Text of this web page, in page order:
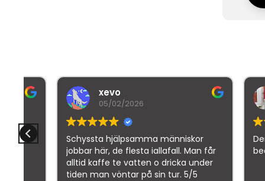
xevo
05/02/2026
Schyssta hjälpsamma människor
jobbar här, de flesta iallafall. Man får
alltid kaffe te vatten o dricka under
tiden man vöntar på sin tur. 5/5
Denne